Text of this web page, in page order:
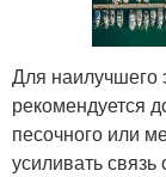
Для наилучшего
рекомендуется
песочного или
усиливать